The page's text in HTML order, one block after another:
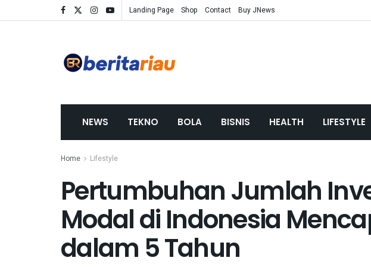
Landing Page Shop Contact Buy JNews
NEWS TEKNO BOLA BISNIS HEALTH LIFESTYLE
Home Lifestyle
Pertumbuhan Jumlah
Modal di Indonesia
dalam 5 Tahun